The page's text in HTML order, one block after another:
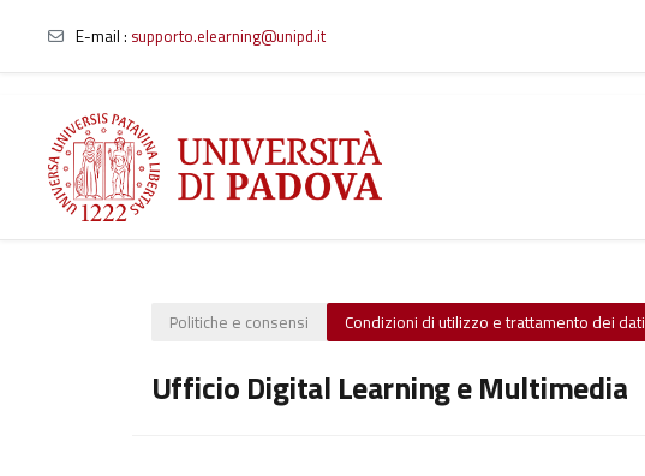
Vai al contenuto principale
E-mail : supporto.elearning@unipd.it
Politiche e consensi Condizioni di utilizzo e trattamento dei dati
Ufficio Digital Learning e Multimedia